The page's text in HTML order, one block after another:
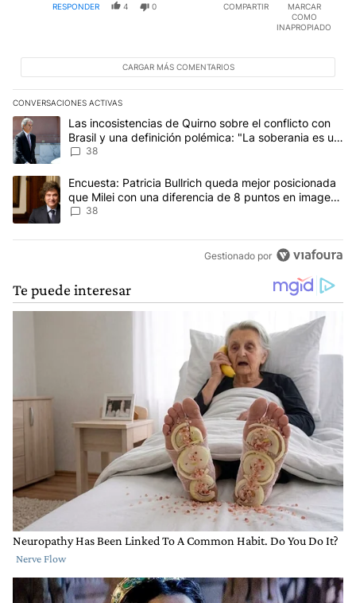
RESPONDER 4 0 COMPARTIR
MARCAR
COMO
INAPROPIADO
CARGAR MÁS COMENTARIOS
CONVERSACIONES ACTIVAS
Este listado muestra los artículos con más comentarios en los
Un artículo de tendencia con el título "Las incosistencias de
Las incosistencias de Quirno sobre el conflicto con
Brasil y una definición polémica: "La soberania es un
concepto antiguo"
38
Un artículo de tendencia con el título "Encuesta: Patricia
Encuesta: Patricia Bullrich queda mejor posicionada
que Milei con una diferencia de 8 puntos en imagen
negativa
38
Gestionado por